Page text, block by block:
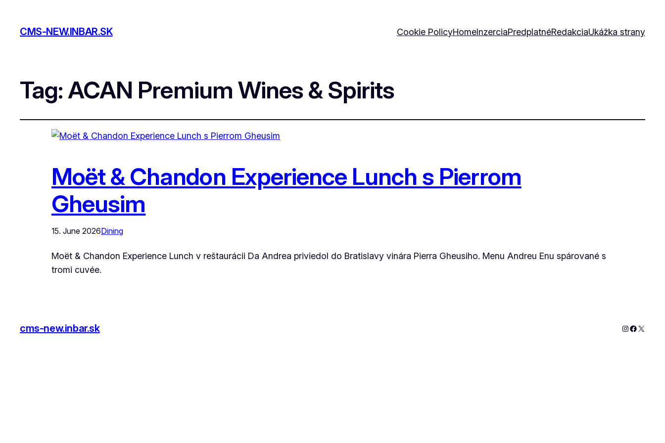
CMS-NEW.INBAR.SK Cookie PolicyHomeInzerciaPredplatnéRedakciaUkážka strany
Tag:ACAN Premium Wines & Spirits
Moët & Chandon Experience Lunch s Pierrom
Gheusim
15. June 2026Dining
Moët & Chandon Experience Lunch v reštaurácii Da Andrea priviedol do Bratislavy vinára Pierra Gheusiho. Menu Andreu Enu spárované s
tromi cuvée.
cms-new.inbar.sk Instagram
X